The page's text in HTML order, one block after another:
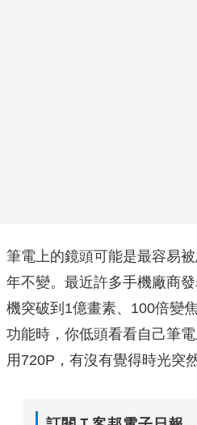
筆電上的鏡頭可能是最容易
年不變。最近許多手機廠商
機突破到1億畫素、100倍變
功能時，你低頭看看自己筆
用720P，有沒有覺得時光突